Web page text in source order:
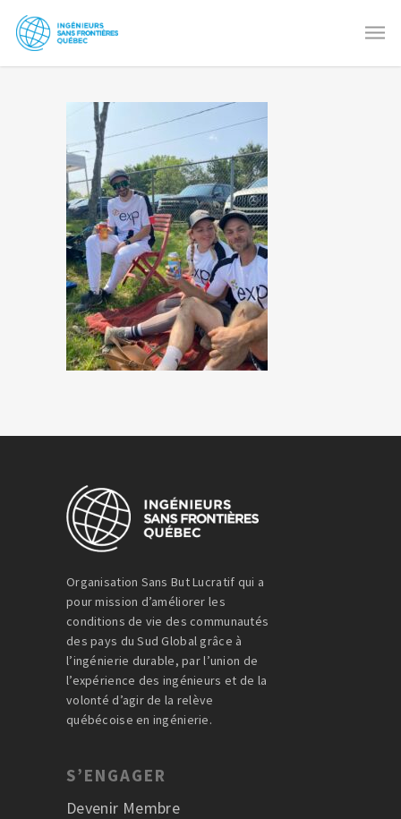
Organisation Sans But Lucratif qui a
pour mission d’améliorer les
conditions de vie des communautés
des pays du Sud Global grâce à
l’ingénierie durable, par l’union de
l’expérience des ingénieurs et de la
volonté d’agir de la relève
québécoise en ingénierie.
S’ENGAGER
Devenir Membre